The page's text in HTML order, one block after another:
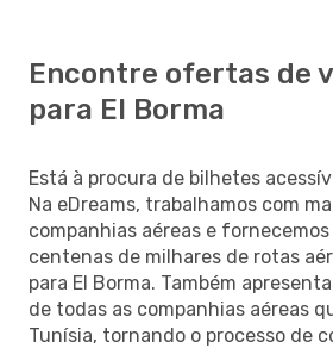
Encontre ofertas de
para El Borma
Está à procura de bilhetes
Na eDreams, trabalhamos com
companhias aéreas e
centenas de milhares de rotas
para El Borma. Também
de todas as companhias aéreas
Tunísia, tornando o processo de